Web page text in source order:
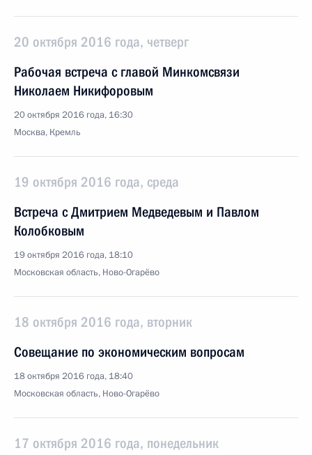
20 октября 2016 года, четверг
Рабочая встреча с главой Минкомсвязи
Николаем Никифоровым
20 октября 2016 года, 16:30
Москва, Кремль
19 октября 2016 года, среда
Встреча с Дмитрием Медведевым и Павлом
Колобковым
19 октября 2016 года, 18:10
Московская область, Ново-Огарёво
18 октября 2016 года, вторник
Совещание по экономическим вопросам
18 октября 2016 года, 18:40
Московская область, Ново-Огарёво
17 октября 2016 года, понедельник